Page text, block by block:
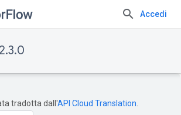
Accedi
tradotta dall'API Cloud Translation